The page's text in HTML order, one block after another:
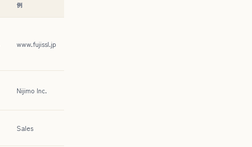
例
www.fujissl.jp
Nijimo Inc.
Sales